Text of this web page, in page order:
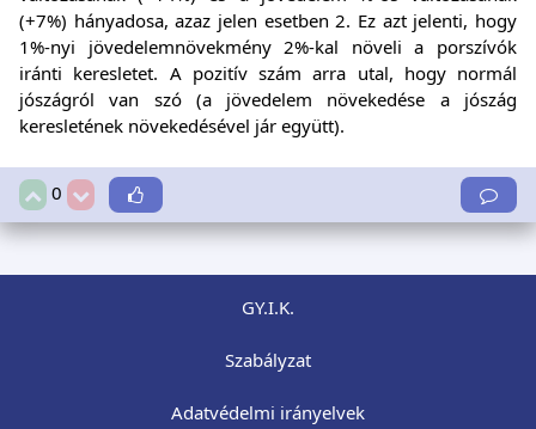
(+7%) hányadosa, azaz jelen esetben 2. Ez azt jelenti, hogy
1%-nyi jövedelemnövekmény 2%-kal növeli a porszívók
iránti keresletet. A pozitív szám arra utal, hogy normál
jószágról van szó (a jövedelem növekedése a jószág
keresletének növekedésével jár együtt).
0
GY.I.K.
Szabályzat
Adatvédelmi irányelvek